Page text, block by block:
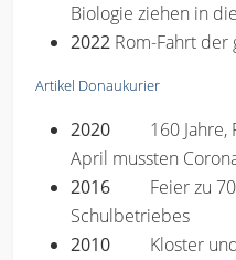
Biologie ziehen in
2022 Rom-Fahrt der
Artikel Donaukurier
2020
160
April mussten
2016 Feier zu
Schulbetriebes
2010 Kloster